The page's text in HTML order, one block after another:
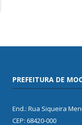
PREFEITURA DE
End.: Rua Siqueira
CEP: 68420-000